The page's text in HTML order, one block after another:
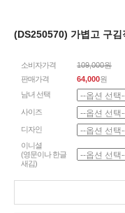
(DS250570) 가볍고 구
소비자가격
109,000원
판매가격
64,000원
남녀 선택
사이즈
디자인
이니셜
(영문이나 한글
새김)